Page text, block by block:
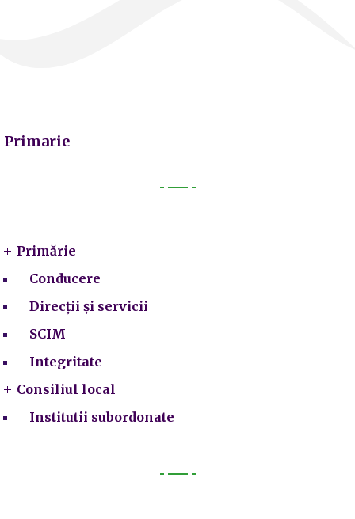
Primarie
Primărie
Conducere
Direcții și servicii
SCIM
Integritate
Consiliul local
Institutii subordonate